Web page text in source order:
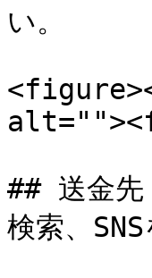
い。
## 送金
検索、